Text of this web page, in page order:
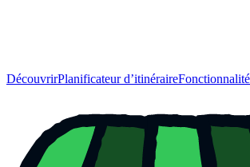
DécouvrirPlanificateur d’itinéraire